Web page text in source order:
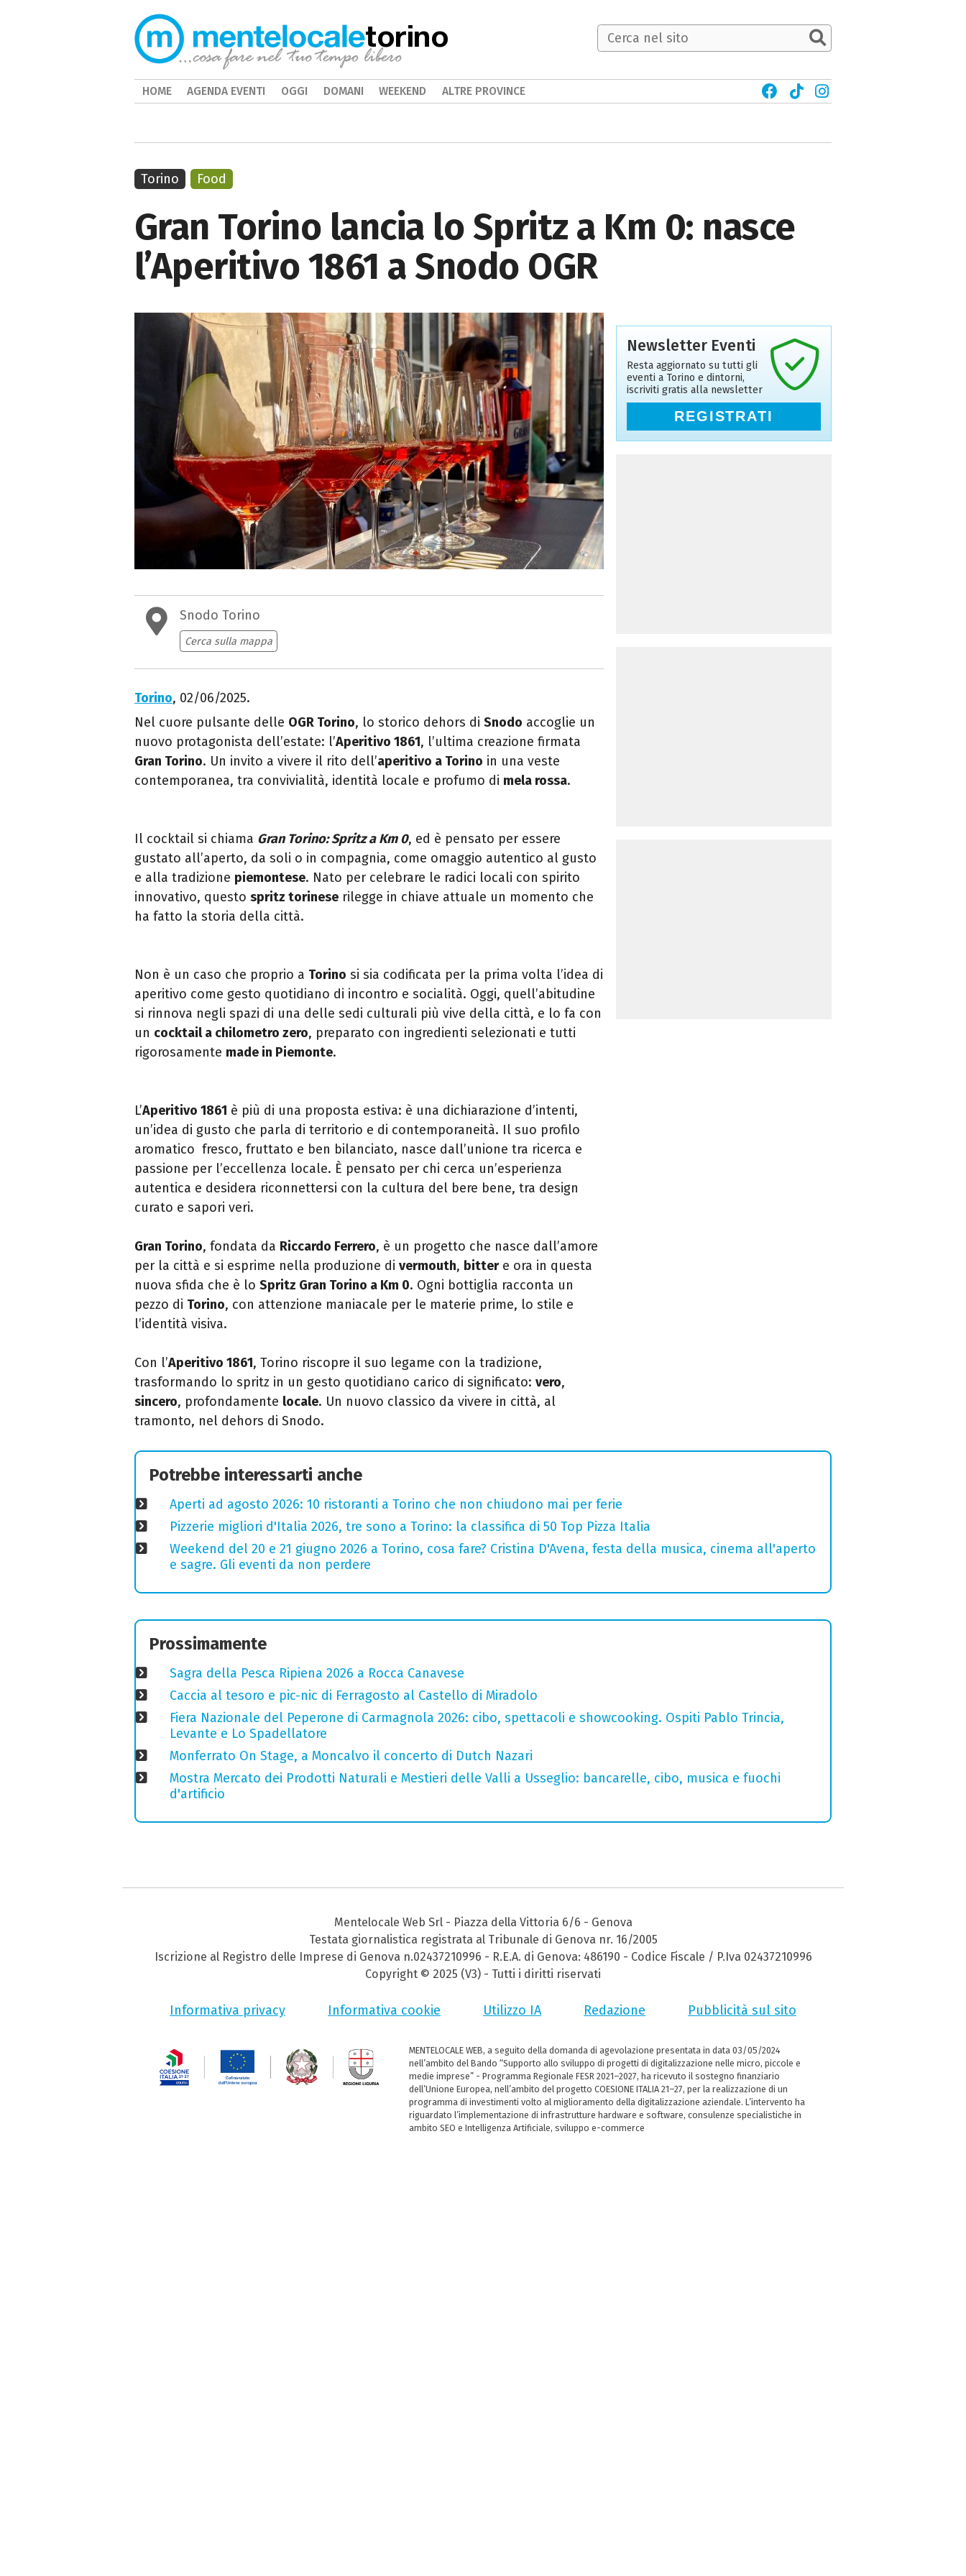
Gran Torino lancia lo Spritz a Km 0: nasce
l’Aperitivo 1861 a Snodo OGR
Snodo Torino
Cerca sulla mappa
Torino, 02/06/2025.
Nel cuore pulsante delle OGR Torino, lo storico dehors di Snodo accoglie un
nuovo protagonista dell’estate: l’Aperitivo 1861, l’ultima creazione firmata
Gran Torino. Un invito a vivere il rito dell’aperitivo a Torino in una veste
contemporanea, tra convivialità, identità locale e profumo di mela rossa.
Il cocktail si chiama Gran Torino: Spritz a Km 0, ed è pensato per essere
gustato all’aperto, da soli o in compagnia, come omaggio autentico al gusto
e alla tradizione piemontese. Nato per celebrare le radici locali con spirito
innovativo, questo spritz torinese rilegge in chiave attuale un momento che
ha fatto la storia della città.
Non è un caso che proprio a Torino si sia codificata per la prima volta l’idea di
aperitivo come gesto quotidiano di incontro e socialità. Oggi, quell’abitudine
si rinnova negli spazi di una delle sedi culturali più vive della città, e lo fa con
un cocktail a chilometro zero, preparato con ingredienti selezionati e tutti
rigorosamente made in Piemonte.
L’Aperitivo 1861 è più di una proposta estiva: è una dichiarazione d’intenti,
un’idea di gusto che parla di territorio e di contemporaneità. Il suo profilo
aromatico fresco, fruttato e ben bilanciato, nasce dall’unione tra ricerca e
passione per l’eccellenza locale. È pensato per chi cerca un’esperienza
autentica e desidera riconnettersi con la cultura del bere bene, tra design
curato e sapori veri.
Gran Torino, fondata da Riccardo Ferrero, è un progetto che nasce dall’amore
per la città e si esprime nella produzione di vermouth, bittere ora in questa
nuova sfida che è lo Spritz Gran Torino a Km 0. Ogni bottiglia racconta un
pezzo di Torino, con attenzione maniacale per le materie prime, lo stile e
l’identità visiva.
Con l’Aperitivo 1861, Torino riscopre il suo legame con la tradizione,
trasformando lo spritz in un gesto quotidiano carico di significato: vero,
sincero, profondamente locale. Un nuovo classico da vivere in città, al
tramonto, nel dehors di Snodo.
Torino Food
Newsletter Eventi
Resta aggiornato su tutti gli
eventi a Torino e dintorni,
iscriviti gratis alla newsletter
REGISTRATI
Potrebbe interessarti anche
Aperti ad agosto 2026: 10 ristoranti a Torino che non chiudono mai per ferie
Pizzerie migliori d'Italia 2026, tre sono a Torino: la classifica di 50 Top Pizza Italia
Weekend del 20 e 21 giugno 2026 a Torino, cosa fare? Cristina D'Avena, festa della musica, cinema all'aperto
e sagre. Gli eventi da non perdere
Prossimamente
Sagra della Pesca Ripiena 2026 a Rocca Canavese
Caccia al tesoro e pic-nic di Ferragosto al Castello di Miradolo
Fiera Nazionale del Peperone di Carmagnola 2026: cibo, spettacoli e showcooking. Ospiti Pablo Trincia,
Levante e Lo Spadellatore
Monferrato On Stage, a Moncalvo il concerto di Dutch Nazari
Mostra Mercato dei Prodotti Naturali e Mestieri delle Valli a Usseglio: bancarelle, cibo, musica e fuochi
d'artificio
torino
HOME AGENDA EVENTI OGGI DOMANI WEEKEND ALTRE PROVINCE
Mentelocale Web Srl - Piazza della Vittoria 6/6 - Genova
Testata giornalistica registrata al Tribunale di Genova nr. 16/2005
Iscrizione al Registro delle Imprese di Genova n.02437210996 - R.E.A. di Genova: 486190 - Codice Fiscale / P.Iva 02437210996
Copyright © 2025 (V3) - Tutti i diritti riservati
Informativa privacy Informativa cookie Utilizzo IA Redazione Pubblicità sul sito
MENTELOCALE WEB, a seguito della domanda di agevolazione presentata in data 03/05/2024
nell’ambito del Bando “Supporto allo sviluppo di progetti di digitalizzazione nelle micro, piccole e
medie imprese” - Programma Regionale FESR 2021–2027, ha ricevuto il sostegno finanziario
dell’Unione Europea, nell’ambito del progetto COESIONE ITALIA 21–27, per la realizzazione di un
programma di investimenti volto al miglioramento della digitalizzazione aziendale. L’intervento ha
riguardato l’implementazione di infrastrutture hardware e software, consulenze specialistiche in
ambito SEO e Intelligenza Artificiale, sviluppo e-commerce